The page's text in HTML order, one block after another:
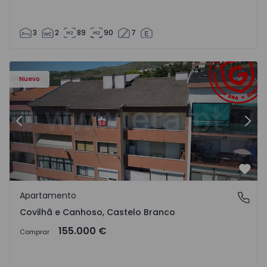
3 2 89 90 7
Nuevo
- 18
Apartamento T2 Covilhã, Covilhã e Canhoso - 1497806 -
Anterior
Covilhã e Canhoso, Castelo Branco
Apartamento
Covilhã e Canhoso, Castelo Branco
Comprar 155.000 €